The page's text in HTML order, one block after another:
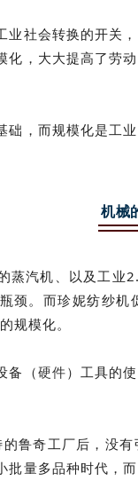
业社会转换的开关
化，大大提高了劳
础，而规模化是工
机械
蒸汽机、以及工业
颈。而珍妮纺纱
规模化。
备（硬件）工具的
鲁奇工厂后，没
批量多品种时代，